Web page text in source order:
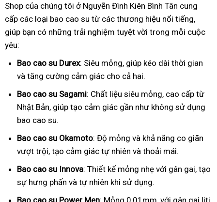
Shop của chúng tôi ở Nguyễn Đình Kiên Bình Tân cung
cấp các loại bao cao su từ các thương hiệu nổi tiếng,
giúp bạn có những trải nghiệm tuyệt vời trong mỗi cuộc
yêu:
Bao cao su Durex: Siêu mỏng, giúp kéo dài thời gian
và tăng cường cảm giác cho cả hai.
Bao cao su Sagami: Chất liệu siêu mỏng, cao cấp từ
Nhật Bản, giúp tạo cảm giác gần như không sử dụng
bao cao su.
Bao cao su Okamoto: Độ mỏng và khả năng co giãn
vượt trội, tạo cảm giác tự nhiên và thoải mái.
Bao cao su Innova: Thiết kế mỏng nhẹ với gân gai, tạo
sự hưng phấn và tự nhiên khi sử dụng.
Bao cao su Power Men: Mỏng 0,01mm, với gân gai liti